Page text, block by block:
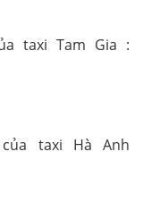
taxi Tam Gia :
taxi Hà Anh